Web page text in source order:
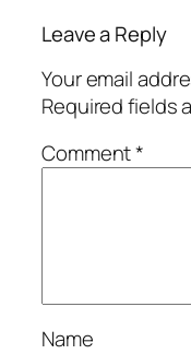
Leave a Reply
Your email
Required fields
Comment*
Name